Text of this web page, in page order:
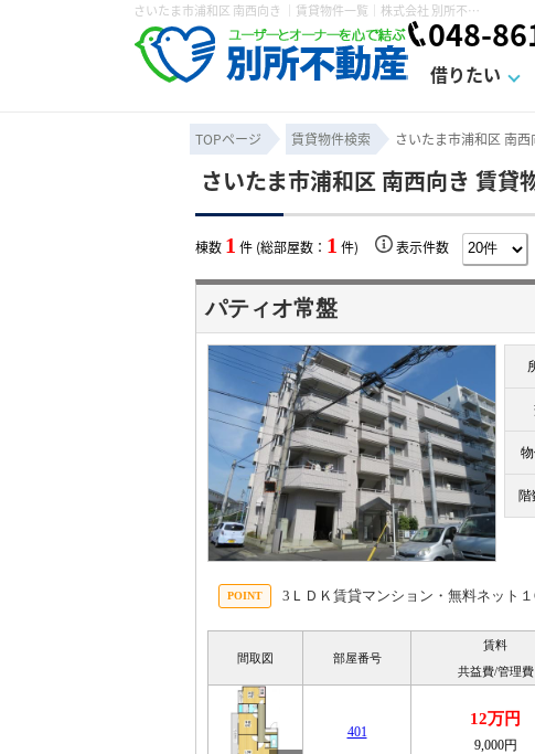
さいたま市浦和区 南西向き ｜賃貸物件一覧｜株式会社 別所不動産
048-
借りたい
条件から探す 学区から探す
保存した検索条件 賃貸契約までの
賃貸管理について 賃貸経営塾
オーナー座談会 賃貸法律相談室
売買物件一覧 購入時の諸費用
不動産売却について 住み替え
媒介契約の種類 諸費用
よくある質問
入居者様専用ページ 退去申請フォ
会社概要 スタッフ紹介
個人情報の取り扱い カスタマーハ
TOPページ 賃貸物件検索 さいたま市浦和区 南
さいたま市浦和区 南西向き 賃貸
棟数 1 件 (総部屋数： 1 件) 表示件数
パティオ常盤
階
3ＬＤＫ賃貸マンション・無料ネッ
間取図 部屋番号
賃料
共益費/管理費
401
12万円
9,000円